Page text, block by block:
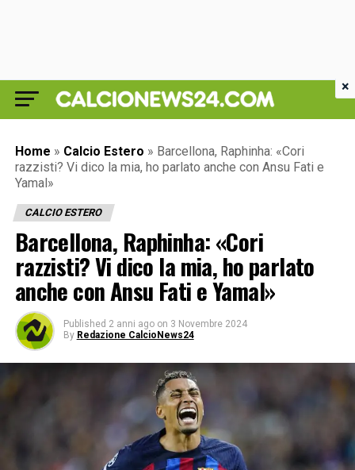
Home » Calcio Estero » Barcellona, Raphinha: «Cori
razzisti? Vi dico la mia, ho parlato anche con Ansu Fati e
Yamal»
CALCIO ESTERO
Barcellona, Raphinha: «Cori
razzisti? Vi dico la mia, ho parlato
anche con Ansu Fati e Yamal»
Published 2 anni ago on 3 Novembre 2024
By Redazione CalcioNews24
×